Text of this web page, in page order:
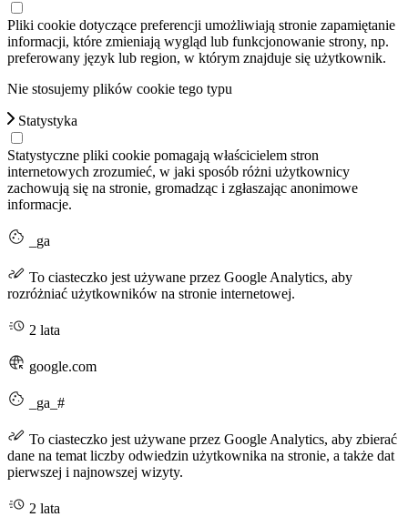
Pliki cookie dotyczące preferencji umożliwiają stronie zapamiętanie
informacji, które zmieniają wygląd lub funkcjonowanie strony, np.
preferowany język lub region, w którym znajduje się użytkownik.
Nie stosujemy plików cookie tego typu
Statystyka
Statystyczne pliki cookie pomagają właścicielem stron
internetowych zrozumieć, w jaki sposób różni użytkownicy
zachowują się na stronie, gromadząc i zgłaszając anonimowe
informacje.
_ga
To ciasteczko jest używane przez Google Analytics, aby
rozróżniać użytkowników na stronie internetowej.
2 lata
google.com
_ga_#
To ciasteczko jest używane przez Google Analytics, aby zbierać
dane na temat liczby odwiedzin użytkownika na stronie, a także dat
pierwszej i najnowszej wizyty.
2 lata